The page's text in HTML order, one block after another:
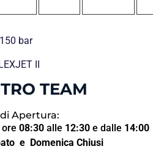
150 bar
II
TEAM
Apertura:
08:30 alle 12:30 e dalle 14:00
e Domenica Chiusi